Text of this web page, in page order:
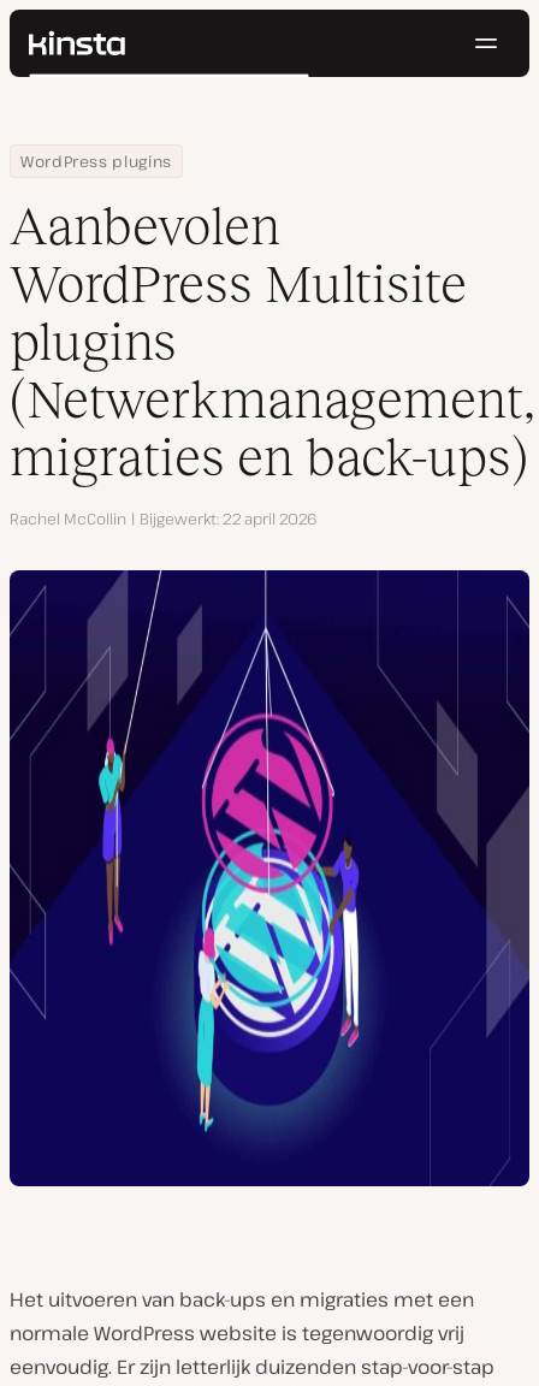
Kinsta®
Prijzen
Contact
Zoeken
Home
Hulpbronnen
Blog
WordPress plugins
Aanbevolen WordPress Multisite plugins
Aanbevolen
WordPress Multisite
plugins
(Netwerkmanagement,
migraties en back-ups)
Auteur
Rachel McCollin Bijgewerkt 22 april 2026
Het uitvoeren van back-ups en migraties met een
normale WordPress website is tegenwoordig vrij
eenvoudig. Er zijn letterlijk duizenden stap-voor-stap